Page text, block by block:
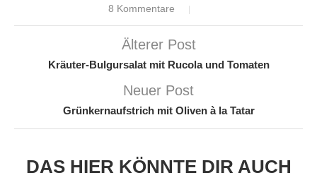
8 Kommentare
Älterer Post
Kräuter-Bulgursalat mit Rucola und Tomaten
Neuer Post
Grünkernaufstrich mit Oliven à la Tatar
DAS HIER KÖNNTE DIR AUCH